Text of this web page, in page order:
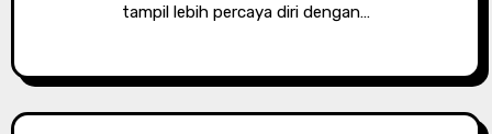
tampil lebih percaya diri dengan…